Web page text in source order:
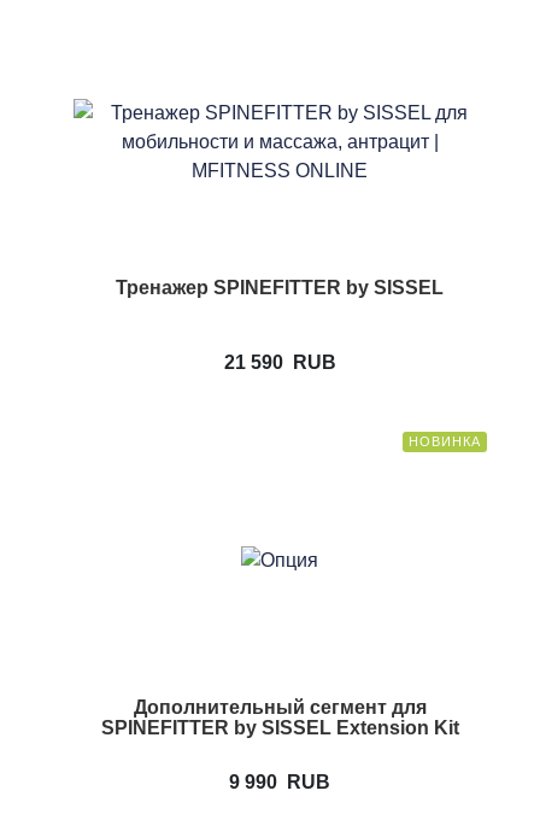
Тренажер SPINEFITTER by SISSEL
21 590 RUB
НОВИНКА
Дополнительный сегмент для
SPINEFITTER by SISSEL Extension Kit
9 990 RUB